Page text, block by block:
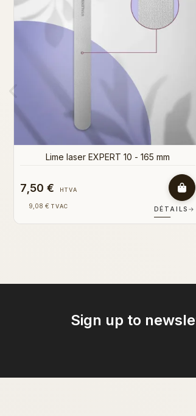
Limes Staleks 180-240 (25 pcs)
9,50 € HTVA
11,50 € TVAC DÉTAILS→
Sign up to